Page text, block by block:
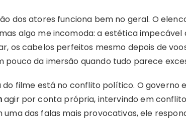
dos atores funciona bem no geral. O
algo me incomoda: a estética impecável
os cabelos perfeitos mesmo depois de
pouco da imersão quando tudo parece
filme está no conflito político. O governo
agir por conta própria, intervindo em
uma das falas mais provocativas, ele